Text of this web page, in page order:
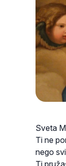
Sveta
Ti ne
nego
Ti